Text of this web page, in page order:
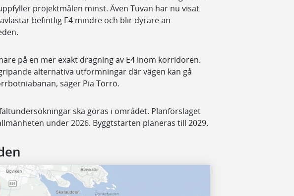
projektmålen minst. Även Tuvan har nu visat
befintlig E4 mindre och blir dyrare än
på en mer exakt dragning av E4 inom korridoren.
alternativa utformningar där vägen kan gå
säger Pia Törrö.
ska göras i området. Planförslaget
under 2026. Byggtstarten planeras till 2029.